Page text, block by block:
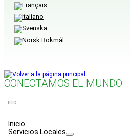
CONECTAMOS EL MUNDO
Menu
Inicio
Servicios Locales